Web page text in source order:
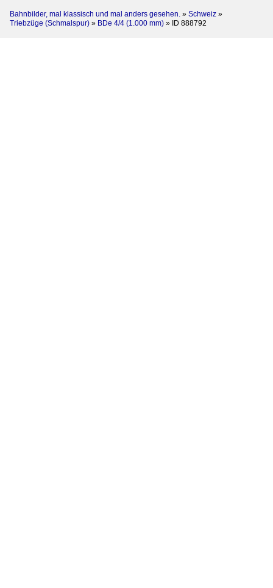
Bahnbilder, mal klassisch und mal anders gesehen. » Schweiz »
Triebzüge (Schmalspur) » BDe 4/4 (1.000 mm) » ID 888792